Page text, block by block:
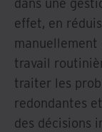
effet, en
travail
traiter les
redondantes
des décisions